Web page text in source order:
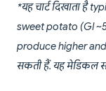
*यह चार्ट दिखाता है
sweet potato (GI
produce higher and
सकती हैं. यह मेडिकल